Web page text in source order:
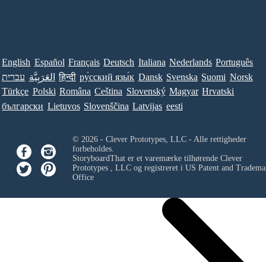
English Español Français Deutsch Italiana Nederlands Português
עברית العَرَبِيَّة हिन्दी ру́сский язы́к Dansk Svenska Suomi Norsk
Türkçe Polski Româna Ceština Slovenský Magyar Hrvatski
български Lietuvos Slovenščina Latvijas eesti
© 2026 - Clever Prototypes, LLC - Alle rettigheder
forbeholdes.
StoryboardThat er et varemærke tilhørende Clever
Prototypes , LLCog registreret i US Patent and
Office